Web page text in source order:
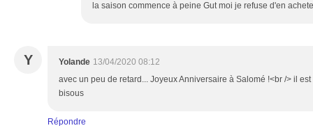
la saison commence à peine Gut moi je refuse d'en
Y Yolande 13/04/2020 08:12
avec un peu de retard... Joyeux Anniversaire à Salomé !<br /> il
bisous
Répondre